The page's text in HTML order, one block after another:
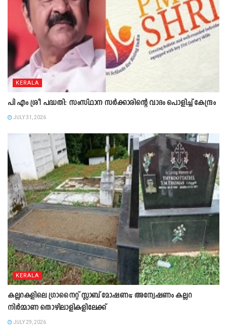
KERALA
പി എം ശ്രീ പദ്ധതി: സംസ്ഥാന സർക്കാരിന്റെ വാദം പൊളിച്ച് കേന്ദ്രം
JULY 31, 2026
KERALA
കല്ലറകളിലെ ഗ്രാനൈറ്റ് സ്ലാബ് മോഷണം; അന്വേഷണം കല്ലറ
നിർമ്മാണ തൊഴിലാളികളിലേക്ക്
JULY 29, 2026